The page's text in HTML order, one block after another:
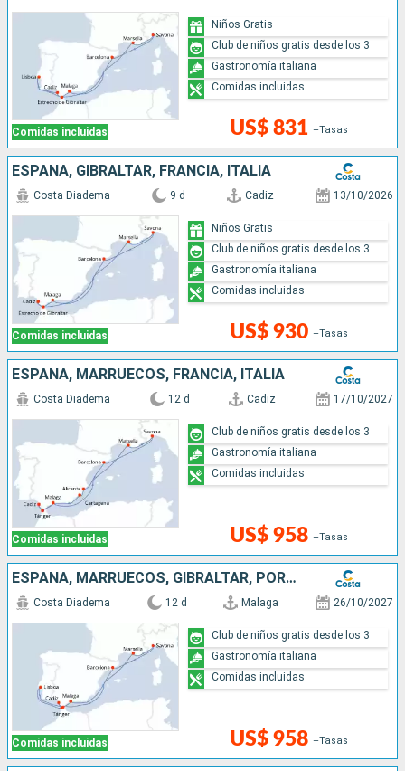
Comidas incluidas US$ 831 +Tasas
Niños Gratis
Club de niños gratis desde los 3
Gastronomía italiana
Comidas incluidas
ESPAÑA, GIBRALTAR, FRANCIA, ITALIA
Comidas incluidas
Costa Diadema 9 d Cadiz 13/10/2026
US$ 930 +Tasas
Niños Gratis
Club de niños gratis desde los 3
Gastronomía italiana
Comidas incluidas
ESPAÑA, MARRUECOS, FRANCIA, ITALIA
Comidas incluidas
Costa Diadema 12 d Cadiz 17/10/2027
US$ 958 +Tasas
Club de niños gratis desde los 3
Gastronomía italiana
Comidas incluidas
ESPAÑA, MARRUECOS, GIBRALTAR, PORTUGAL, FRANCIA, ITALIA
Comidas incluidas
Costa Diadema 12 d Malaga 26/10/2027
US$ 958 +Tasas
Club de niños gratis desde los 3
Gastronomía italiana
Comidas incluidas